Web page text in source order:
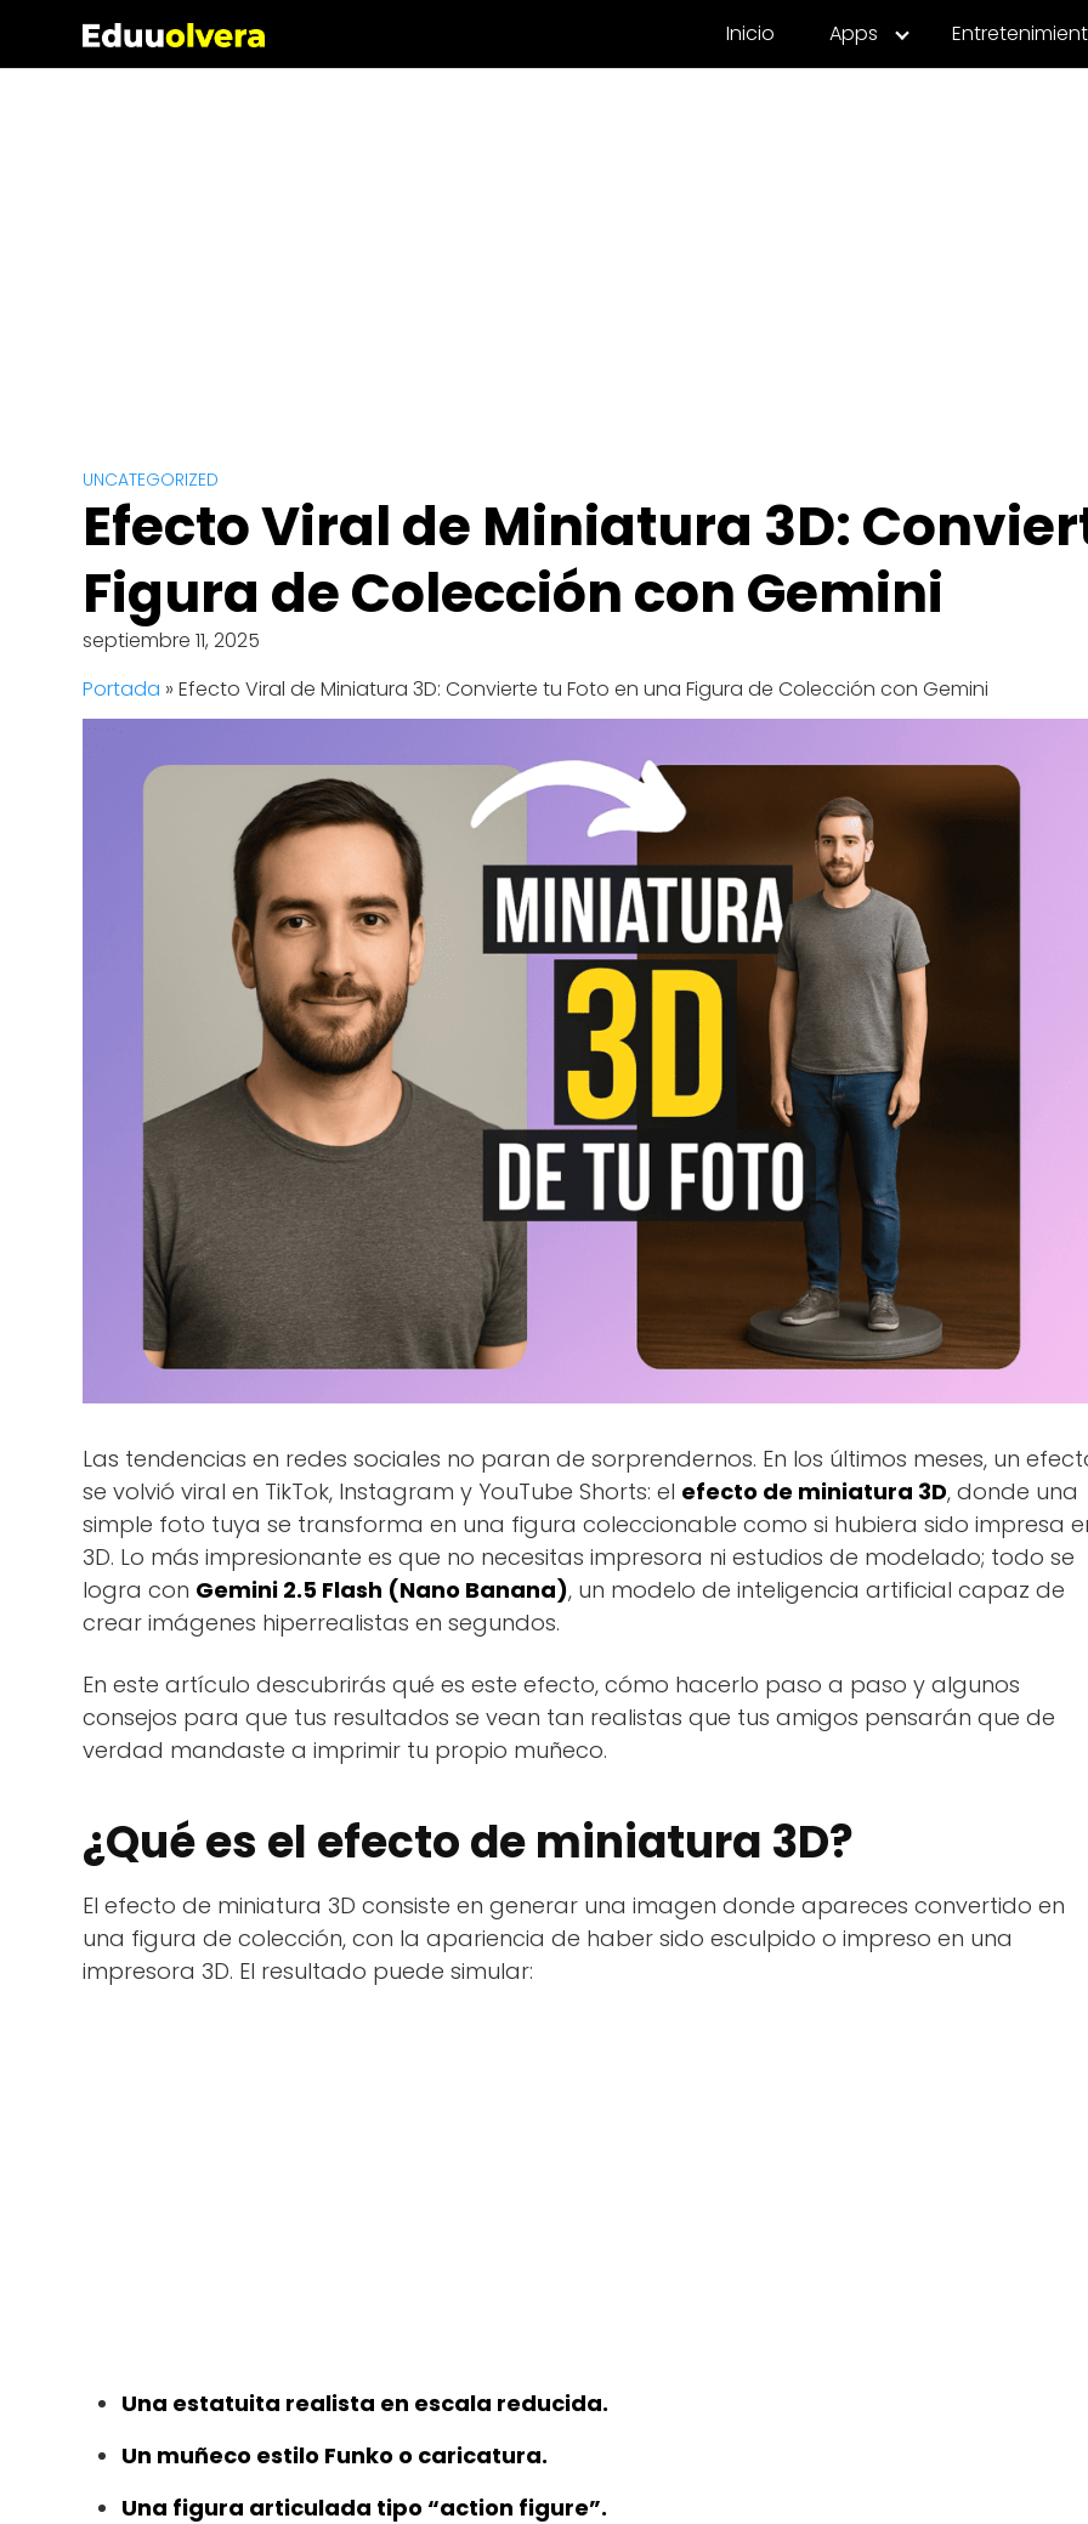
contenido
Inicio Apps
UNCATEGORIZED
Efecto Viral de Miniatura 3D:
Figura de Colección con Gemini
septiembre 11, 2025
Portada » Efecto Viral de Miniatura 3D: Convierte tu Foto en una Figura de Colección con Gemini
Las tendencias en redes sociales no paran de sorprendernos. En los últimos meses, un
se volvió viral en TikTok, Instagram y YouTube Shorts: el efecto de miniatura 3D, donde una
simple foto tuya se transforma en una figura coleccionable como si hubiera sido impresa
3D. Lo más impresionante es que no necesitas impresora ni estudios de modelado; todo se
logra con Gemini 2.5 Flash (Nano Banana), un modelo de inteligencia artificial capaz de
crear imágenes hiperrealistas en segundos.
En este artículo descubrirás qué es este efecto, cómo hacerlo paso a paso y algunos
consejos para que tus resultados se vean tan realistas que tus amigos pensarán que de
verdad mandaste a imprimir tu propio muñeco.
¿Qué es el efecto de miniatura 3D?
El efecto de miniatura 3D consiste en generar una imagen donde apareces convertido en
una figura de colección, con la apariencia de haber sido esculpido o impreso en una
impresora 3D. El resultado puede simular:
Una estatuita realista en escala reducida.
Un muñeco estilo Funko o caricatura.
Una figura articulada tipo “action figure”.